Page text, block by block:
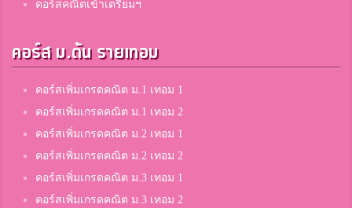
คอร์สคณิตเข้าเตรียมฯ
คอร์ส ม.ต้น รายเทอม
คอร์สเพิ่มเกรดคณิต ม.1 เทอม 1
คอร์สเพิ่มเกรดคณิต ม.1 เทอม 2
คอร์สเพิ่มเกรดคณิต ม.2 เทอม 1
คอร์สเพิ่มเกรดคณิต ม.2 เทอม 2
คอร์สเพิ่มเกรดคณิต ม.3 เทอม 1
คอร์สเพิ่มเกรดคณิต ม.3 เทอม 2